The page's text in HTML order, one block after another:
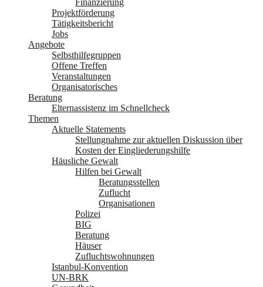
Finanzierung
Projektförderung
Tätigkeitsbericht
Jobs
Angebote
Selbsthilfegruppen
Offene Treffen
Veranstaltungen
Organisatorisches
Beratung
Elternassistenz im Schnellcheck
Themen
Aktuelle Statements
Stellungnahme zur aktuellen Diskussion über
Kosten der Eingliederungshilfe
Häusliche Gewalt
Hilfen bei Gewalt
Beratungsstellen
Zuflucht
Organisationen
Polizei
BIG
Beratung
Häuser
Zufluchtswohnungen
Istanbul-Konvention
UN-BRK